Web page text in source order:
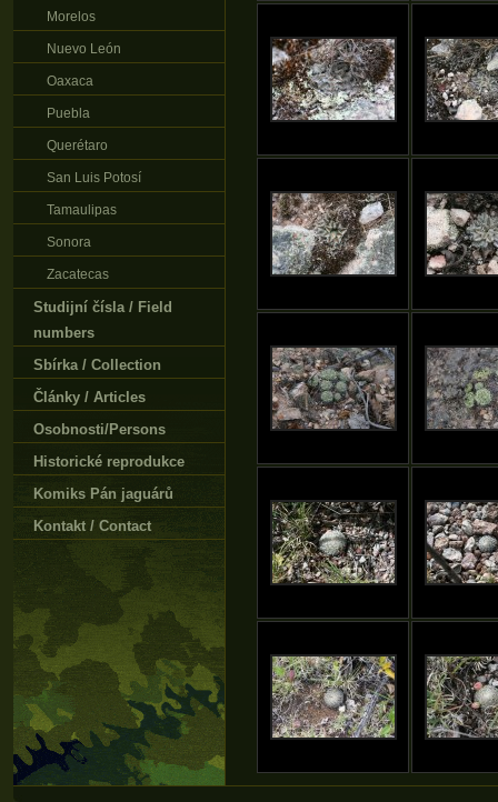
Morelos
Nuevo León
Oaxaca
Puebla
Querétaro
San Luis Potosí
Tamaulipas
Sonora
Zacatecas
Studijní čísla / Field
numbers
Sbírka / Collection
Články / Articles
Osobnosti/Persons
Historické reprodukce
Komiks Pán jaguárů
Kontakt / Contact